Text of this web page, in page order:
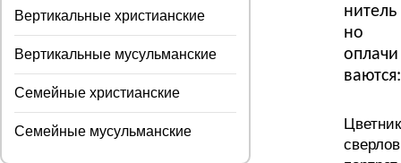
Вертикальные христианские
Вертикальные мусульманские
Семейные христианские
Семейные мусульманские
нитель
но
оплачи
ваются: